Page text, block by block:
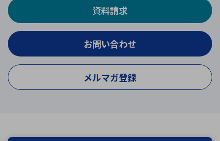
資料請求
お問い合わせ
メルマガ登録